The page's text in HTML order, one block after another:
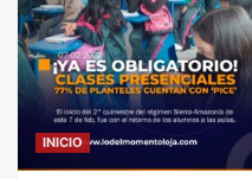
INICIO